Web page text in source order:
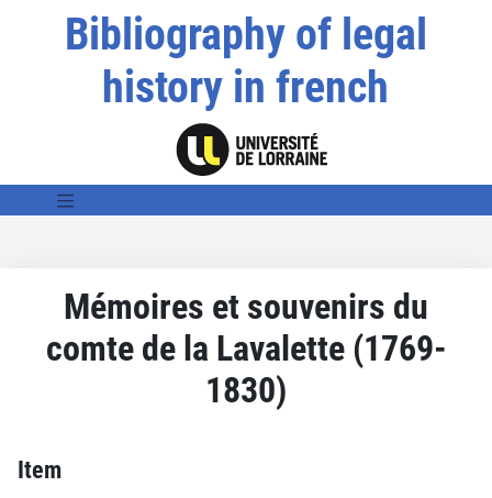
Bibliography of legal
history in french
Mémoires et souvenirs du
comte de la Lavalette (1769-
1830)
Item